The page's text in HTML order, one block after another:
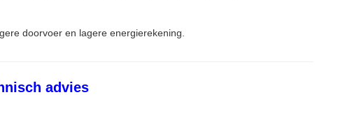
doorvoer en lagere energierekening.
advies